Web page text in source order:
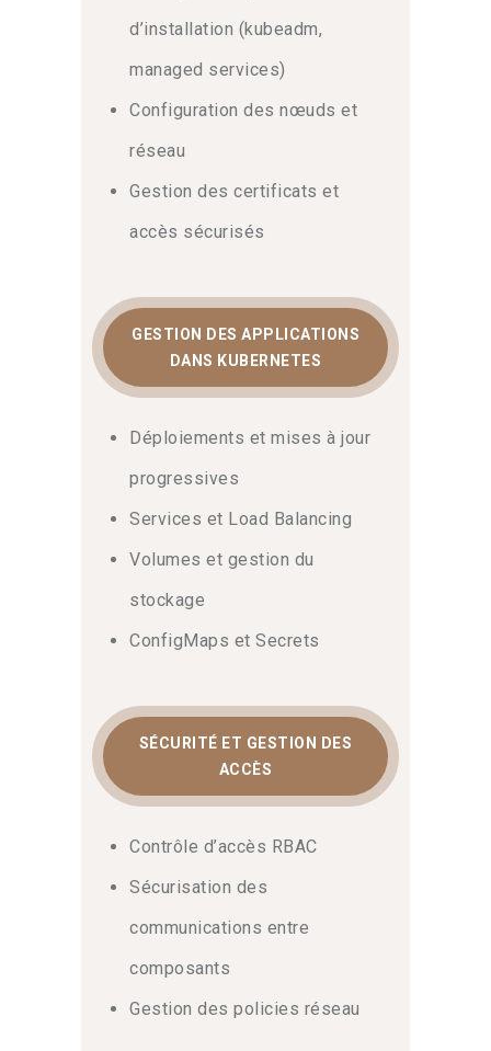
d’installation (kubeadm,
managed services)
Configuration des nœuds et
réseau
Gestion des certificats et
accès sécurisés
GESTION DES APPLICATIONS
DANS KUBERNETES
Déploiements et mises à jour
progressives
Services et Load Balancing
Volumes et gestion du
stockage
ConfigMaps et Secrets
SÉCURITÉ ET GESTION DES
ACCÈS
Contrôle d’accès RBAC
Sécurisation des
communications entre
composants
Gestion des policies réseau